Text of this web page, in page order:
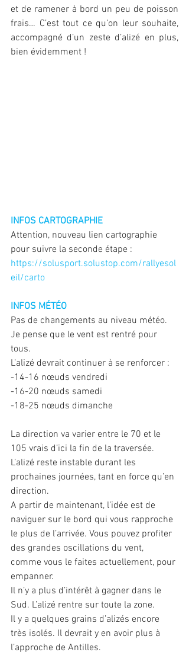
et de ramener à bord un peu de poisson
frais… C’est tout ce qu’on leur souhaite,
accompagné d’un zeste d’alizé en plus,
bien évidemment !
INFOS CARTOGRAPHIE
Attention, nouveau lien cartographie
pour suivre la seconde étape :
https://solusport.solustop.com/rallyesol
eil/carto
INFOS MÉTÉO
Pas de changements au niveau météo.
Je pense que le vent est rentré pour
tous.
L’alizé devrait continuer à se renforcer :
-14-16 nœuds vendredi
-16-20 nœuds samedi
-18-25 nœuds dimanche
La direction va varier entre le 70 et le
105 vrais d’ici la fin de la traversée.
L’alizé reste instable durant les
prochaines journées, tant en force qu’en
direction.
A partir de maintenant, l’idée est de
naviguer sur le bord qui vous rapproche
le plus de l’arrivée. Vous pouvez profiter
des grandes oscillations du vent,
comme vous le faites actuellement, pour
empanner.
Il n’y a plus d’intérêt à gagner dans le
Sud. L’alizé rentre sur toute la zone.
Il y a quelques grains d’alizés encore
très isolés. Il devrait y en avoir plus à
l’approche de Antilles.